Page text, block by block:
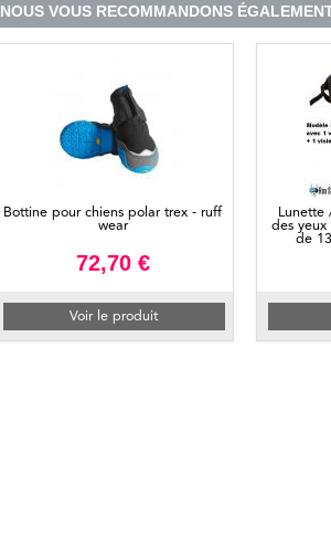
NOUS VOUS RECOMMANDONS
Bottine pour chiens polar trex - ruff
wear
72,70 €
Voir le produit
Lunette
des yeux
de